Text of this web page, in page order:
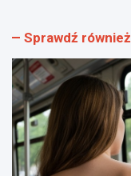
b
a
z
d
y
i
r
o
w
„
Ł
o
w
c
a
a
Sprawdź również